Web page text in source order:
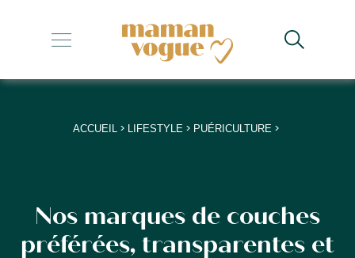
+
+
+
+
ACCUEIL > LIFESTYLE > PUÉRICULTURE >
Nos marques de couches
préférées, transparentes et